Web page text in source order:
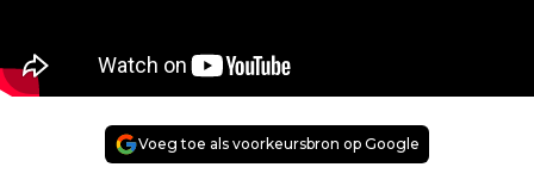
Voeg toe als voorkeursbron op Google